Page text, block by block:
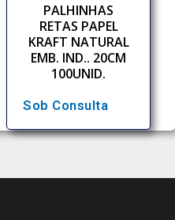
PALHINHAS
RETAS PAPEL
KRAFT NATURAL
EMB. IND.. 20CM
100UNID.
Sob Consulta